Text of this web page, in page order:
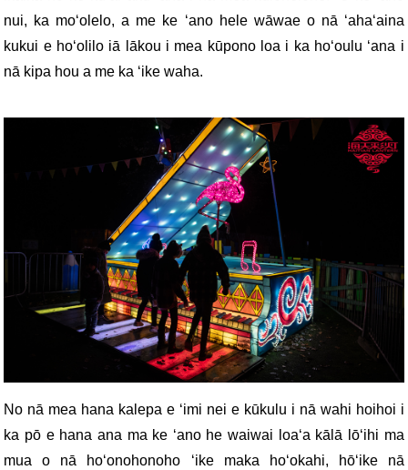
nui, ka moʻolelo, a me ke ʻano hele wāwae o nā ʻahaʻaina
kukui e hoʻolilo iā lākou i mea kūpono loa i ka hoʻoulu ʻana i
nā kipa hou a me ka ʻike waha.
No nā mea hana kalepa e ʻimi nei e kūkulu i nā wahi hoihoi i
ka pō e hana ana ma ke ʻano he waiwai loaʻa kālā lōʻihi ma
mua o nā hoʻonohonoho ʻike maka hoʻokahi, hōʻike nā